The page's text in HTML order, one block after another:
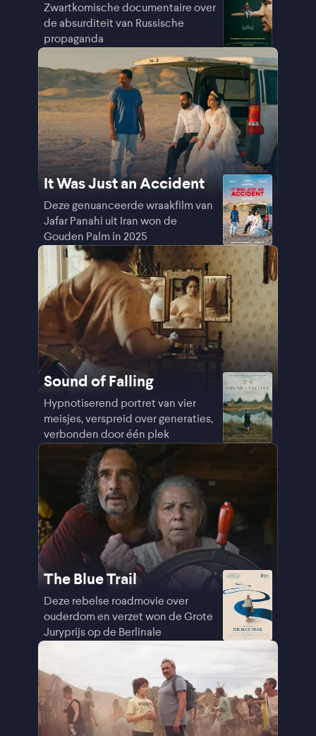
Zwartkomische documentaire over
de absurditeit van Russische
propaganda
It Was Just an Accident
Deze genuanceerde wraakfilm van
Jafar Panahi uit Iran won de
Gouden Palm in 2025
Sound of Falling
Hypnotiserend portret van vier
meisjes, verspreid over generaties,
verbonden door één plek
The Blue Trail
Deze rebelse roadmovie over
ouderdom en verzet won de Grote
Juryprijs op de Berlinale